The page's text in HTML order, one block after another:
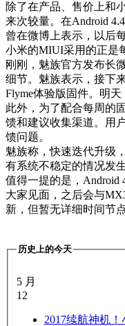
除了在产品、售价上和
来次较量。在Android
曾在微博上表示，以后
小米的MIUI采用的正是
刚刚，魅族官方发布长
细节。魅族表示，接下
Flyme体验版固件。明
此外，为了配合每周的
馈和建议收集渠道。用
馈问题。
魅族称，快速迭代升级
有系统不稳定的情况发
值得一提的是，Android
大家见面，之后会与
新，但暂无详细时间节点
历史上的今天
5 月
12
2017续航神机！